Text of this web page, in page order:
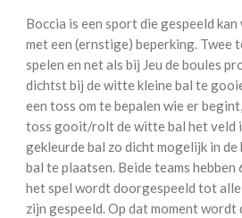
Boccia is een sport die gespeeld
met een (ernstige) beperking. Twee
spelen en net als bij Jeu de boules
dichtst bij de witte kleine bal te
een toss om te bepalen wie er
toss gooit/rolt de witte bal het veld
gekleurde bal zo dicht mogelijk in
bal te plaatsen. Beide teams hebben
het spel wordt doorgespeeld tot
zijn gespeeld. Op dat moment wordt